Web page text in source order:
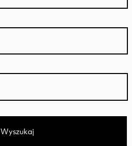
Wyszukaj